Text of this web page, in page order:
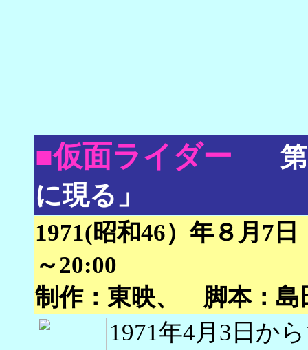
■仮面ライダー
に現る」
1971(昭和46）年８月7
～20:00
制作：東映、 脚本：
1971年4月3日か